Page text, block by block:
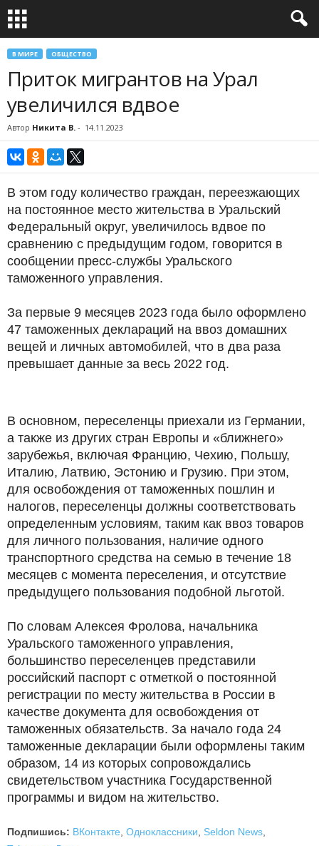
В МИРЕ ОБЩЕСТВО
Приток мигрантов на Урал
увеличился вдвое
Автор Никита В. - 14.11.2023
В этом году количество граждан, переезжающих
на постоянное место жительства в Уральский
Федеральный округ, увеличилось вдвое по
сравнению с предыдущим годом, говорится в
сообщении пресс-службы Уральского
таможенного управления.
За первые 9 месяцев 2023 года было оформлено
47 таможенных деклараций на ввоз домашних
вещей и личных автомобилей, что в два раза
превышает данные за весь 2022 год.
В основном, переселенцы приехали из Германии,
а также из других стран Европы и «ближнего»
зарубежья, включая Францию, Чехию, Польшу,
Италию, Латвию, Эстонию и Грузию. При этом,
для освобождения от таможенных пошлин и
налогов, переселенцы должны соответствовать
определенным условиям, таким как ввоз товаров
для личного пользования, наличие одного
транспортного средства на семью в течение 18
месяцев с момента переселения, и отсутствие
предыдущего пользования подобной льготой.
По словам Алексея Фролова, начальника
Уральского таможенного управления,
большинство переселенцев представили
российский паспорт с отметкой о постоянной
регистрации по месту жительства в России в
качестве документа для освобождения от
таможенных обязательств. За начало года 24
таможенные декларации были оформлены таким
образом, 14 из которых сопровождались
свидетельством участника Государственной
программы и видом на жительство.
Подпишись: ВКонтакте Одноклассники Seldon News